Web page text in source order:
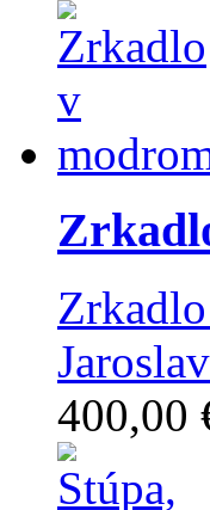
400,00